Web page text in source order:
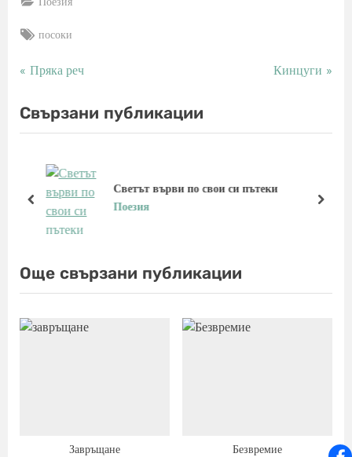
Tags:
посоки
Навигация
P
e
s
t
:
Пряка реч
N
Кинцуги
Свързани публикации
Светът върви по свои си пътеки
Поезия
prev next
Още свързани публикации
Завръщане Безвремие